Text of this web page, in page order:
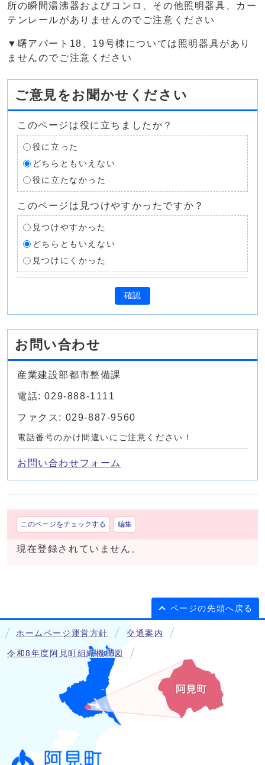
所の瞬間湯沸器およびコンロ、その他照明器具、カー
テンレールがありませんのでご注意ください
▼曙アパート18、19号棟については照明器具があり
ませんのでご注意ください
ご意見をお聞かせください
このページは役に立ちましたか？
役に立った
どちらともいえない
役に立たなかった
このページは見つけやすかったですか？
見つけやすかった
どちらともいえない
見つけにくかった
確認
お問い合わせ
産業建設部都市整備課
電話: 029-888-1111
ファクス: 029-887-9560
電話番号のかけ間違いにご注意ください！
お問い合わせフォーム
このページをチェックする 編集
現在登録されていません。
ページの先頭へ戻る
ホームページ運営方針 交通案内
令和8年度阿見町組織機構図